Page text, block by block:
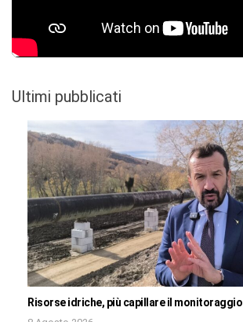
Ultimi pubblicati
Risorse idriche, più capillare il monitoraggio